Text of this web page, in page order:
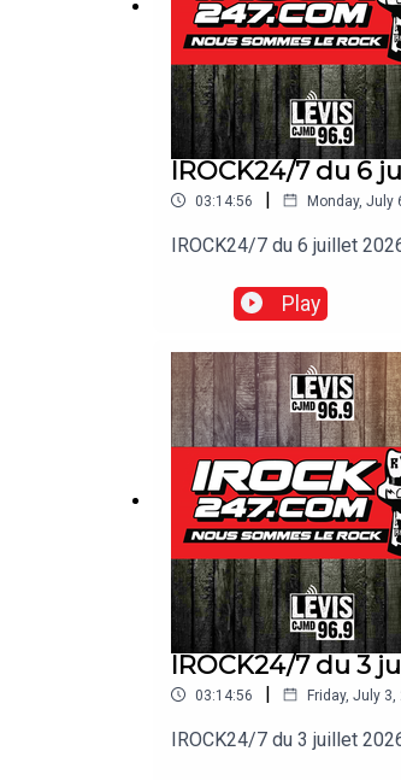
IROCK24/7 du 6
03:14:56 | Monday, July
Play
IROCK24/7 du 3
03:14:56 | Friday, July 3,